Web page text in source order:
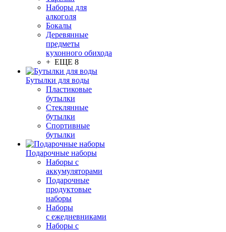
Наборы для
алкоголя
Бокалы
Деревянные
предметы
кухонного обихода
+ ЕЩЕ 8
Бутылки для воды
Пластиковые
бутылки
Стеклянные
бутылки
Спортивные
бутылки
Подарочные наборы
Наборы с
аккумуляторами
Подарочные
продуктовые
наборы
Наборы
с ежедневниками
Наборы с